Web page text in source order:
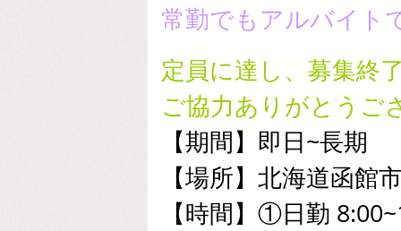
常勤でもアルバイト
定員に達し、募集終
ご協力ありがとうご
【期間】即日~長期
【場所】北海道函館
【時間】①日勤